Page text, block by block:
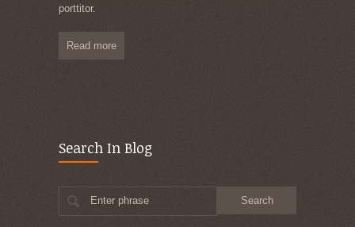
porttitor.
Read more
Search In Blog
Enter phrase